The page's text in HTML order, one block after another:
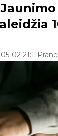
02 21:11